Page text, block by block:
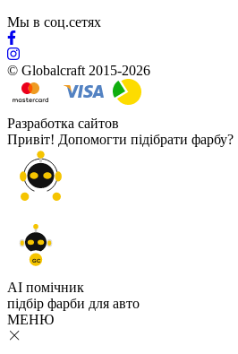
Мы в соц.сетях
© Globalcraft 2015-2026
Разработка сайтов
Привіт! Допомогти підібрати фарбу?
GC
AI помічник
підбір фарби для авто
МЕНЮ